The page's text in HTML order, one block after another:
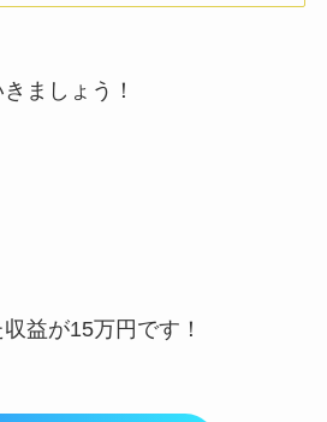
ましょう！
益が15万円です！